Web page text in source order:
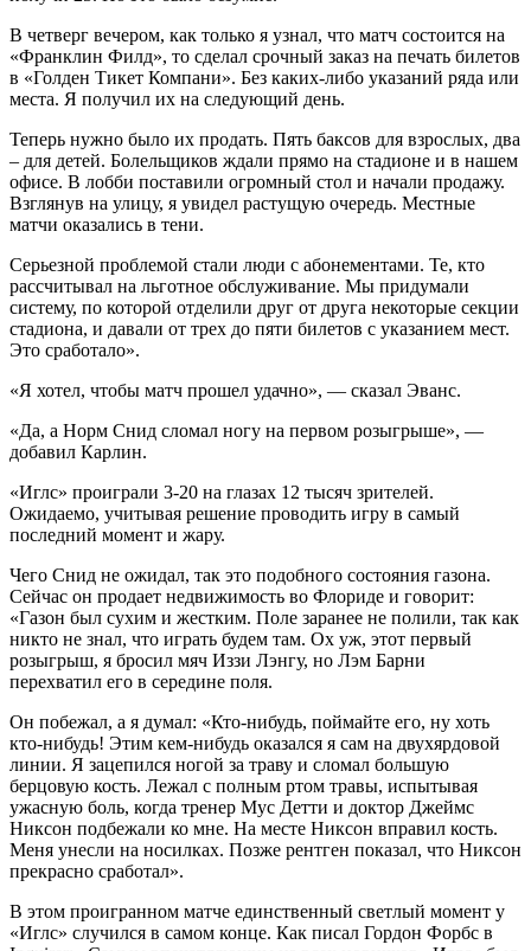
В четверг вечером, как только я узнал, что матч состоится на
«Франклин Филд», то сделал срочный заказ на печать билетов
в «Голден Тикет Компани». Без каких-либо указаний ряда или
места. Я получил их на следующий день.
Теперь нужно было их продать. Пять баксов для взрослых, два
– для детей. Болельщиков ждали прямо на стадионе и в нашем
офисе. В лобби поставили огромный стол и начали продажу.
Взглянув на улицу, я увидел растущую очередь. Местные
матчи оказались в тени.
Серьезной проблемой стали люди с абонементами. Те, кто
рассчитывал на льготное обслуживание. Мы придумали
систему, по которой отделили друг от друга некоторые секции
стадиона, и давали от трех до пяти билетов с указанием мест.
Это сработало».
«Я хотел, чтобы матч прошел удачно», — сказал Эванс.
«Да, а Норм Снид сломал ногу на первом розыгрыше», —
добавил Карлин.
«Иглс» проиграли 3-20 на глазах 12 тысяч зрителей.
Ожидаемо, учитывая решение проводить игру в самый
последний момент и жару.
Чего Снид не ожидал, так это подобного состояния газона.
Сейчас он продает недвижимость во Флориде и говорит:
«Газон был сухим и жестким. Поле заранее не полили, так как
никто не знал, что играть будем там. Ох уж, этот первый
розыгрыш, я бросил мяч Иззи Лэнгу, но Лэм Барни
перехватил его в середине поля.
Он побежал, а я думал: «Кто-нибудь, поймайте его, ну хоть
кто-нибудь! Этим кем-нибудь оказался я сам на двухярдовой
линии. Я зацепился ногой за траву и сломал большую
берцовую кость. Лежал с полным ртом травы, испытывая
ужасную боль, когда тренер Мус Детти и доктор Джеймс
Никсон подбежали ко мне. На месте Никсон вправил кость.
Меня унесли на носилках. Позже рентген показал, что Никсон
прекрасно сработал».
В этом проигранном матче единственный светлый момент у
«Иглс» случился в самом конце. Как писал Гордон Форбс в